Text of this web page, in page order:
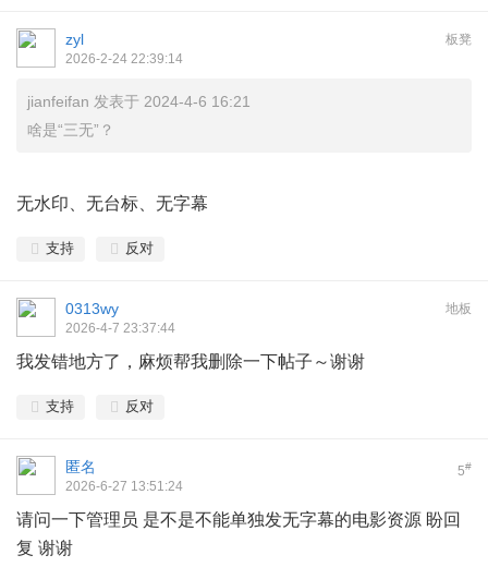
板凳
zyl
2026-2-24 22:39:14
jianfeifan 发表于 2024-4-6 16:21
啥是“三无”？
无水印、无台标、无字幕
支持 反对
地板
0313wy
2026-4-7 23:37:44
我发错地方了，麻烦帮我删除一下帖子～谢谢
支持 反对
5#
匿名
2026-6-27 13:51:24
请问一下管理员 是不是不能单独发无字幕的电影资源 盼回
复 谢谢